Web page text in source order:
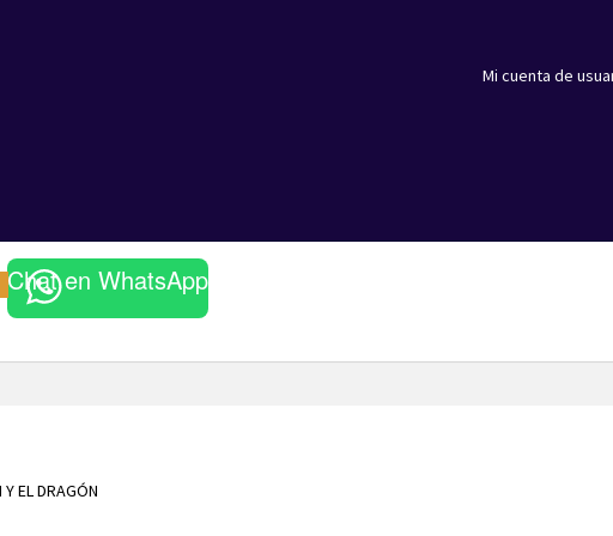
Mi cuenta de
Chat en WhatsApp
Y EL DRAGÓN